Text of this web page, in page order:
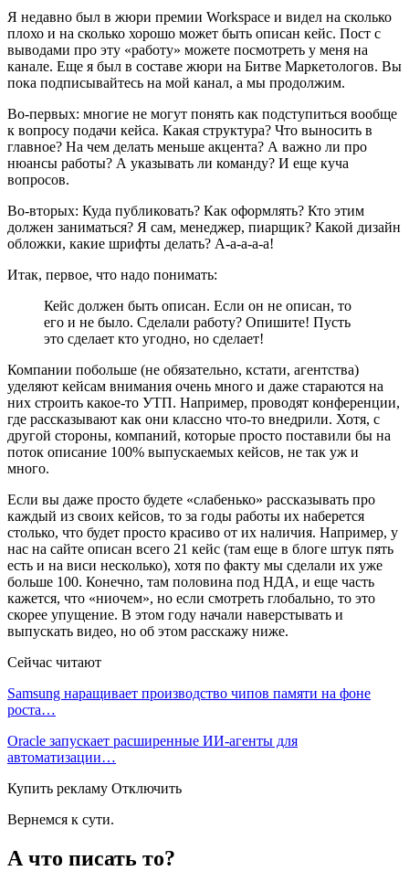
Я недавно был в жюри премии Workspace и видел на сколько
плохо и на сколько хорошо может быть описан кейс. Пост с
выводами про эту «работу» можете посмотреть у меня на
канале. Еще я был в составе жюри на Битве Маркетологов. Вы
пока подписывайтесь на мой канал, а мы продолжим.
Во-первых: многие не могут понять как подступиться вообще
к вопросу подачи кейса. Какая структура? Что выносить в
главное? На чем делать меньше акцента? А важно ли про
нюансы работы? А указывать ли команду? И еще куча
вопросов.
Во-вторых: Куда публиковать? Как оформлять? Кто этим
должен заниматься? Я сам, менеджер, пиарщик? Какой дизайн
обложки, какие шрифты делать? А-а-а-а-а!
Итак, первое, что надо понимать:
Кейс должен быть описан. Если он не описан, то
его и не было. Сделали работу? Опишите! Пусть
это сделает кто угодно, но сделает!
Компании побольше (не обязательно, кстати, агентства)
уделяют кейсам внимания очень много и даже стараются на
них строить какое-то УТП. Например, проводят конференции,
где рассказывают как они классно что-то внедрили. Хотя, с
другой стороны, компаний, которые просто поставили бы на
поток описание 100% выпускаемых кейсов, не так уж и
много.
Если вы даже просто будете «слабенько» рассказывать про
каждый из своих кейсов, то за годы работы их наберется
столько, что будет просто красиво от их наличия. Например, у
нас на сайте описан всего 21 кейс (там еще в блоге штук пять
есть и на виси несколько), хотя по факту мы сделали их уже
больше 100. Конечно, там половина под НДА, и еще часть
кажется, что «ниочем», но если смотреть глобально, то это
скорее упущение. В этом году начали наверстывать и
выпускать видео, но об этом расскажу ниже.
Сейчас читают
Samsung наращивает производство чипов памяти на фоне
роста…
Oracle запускает расширенные ИИ‑агенты для
автоматизации…
Купить рекламу Отключить
Вернемся к сути.
А что писать то?